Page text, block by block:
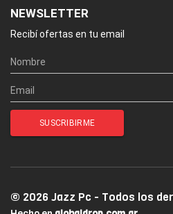
NEWSLETTER
Recibí ofertas en tu email
© 2026 Jazz Pc - Todos los